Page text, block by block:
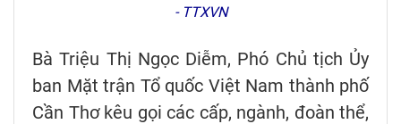
- TTXVN
Bà Triệu Thị Ngọc Diễm, Phó Chủ tịch Ủy
ban Mặt trận Tổ quốc Việt Nam thành phố
Cần Thơ kêu gọi các cấp, ngành, đoàn thể,